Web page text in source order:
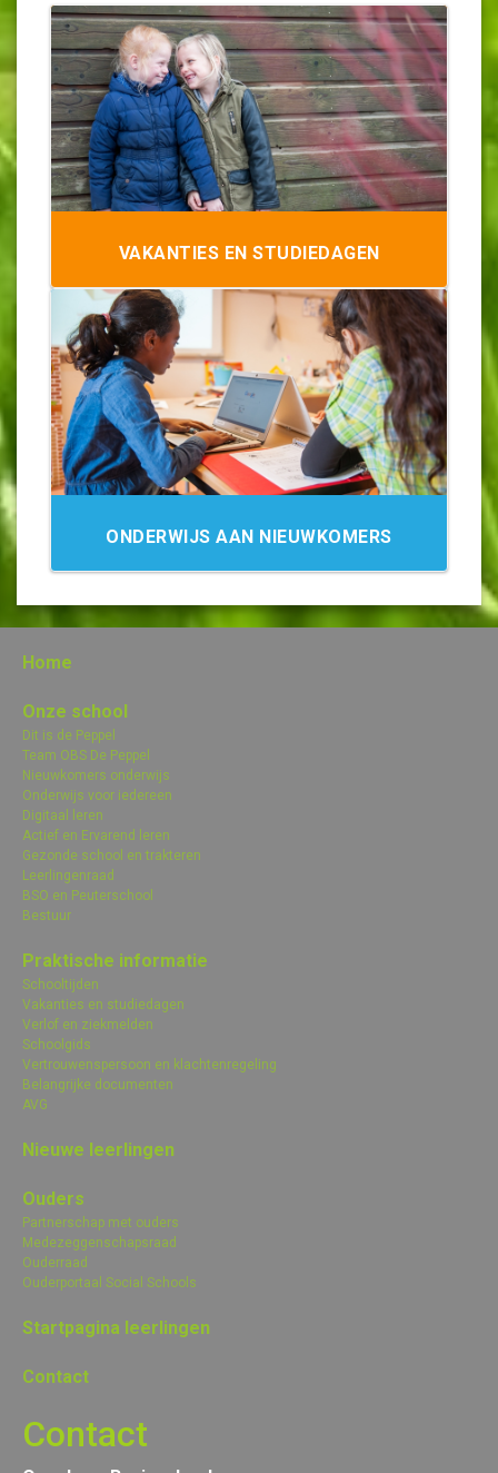
VAKANTIES EN STUDIEDAGEN
ONDERWIJS AAN NIEUWKOMERS
Home
Onze school
Dit is de Peppel
Team OBS De Peppel
Nieuwkomers onderwijs
Onderwijs voor iedereen
Digitaal leren
Actief en Ervarend leren
Gezonde school en trakteren
Leerlingenraad
BSO en Peuterschool
Bestuur
Praktische informatie
Schooltijden
Vakanties en studiedagen
Verlof en ziekmelden
Schoolgids
Vertrouwenspersoon en klachtenregeling
Belangrijke documenten
AVG
Nieuwe leerlingen
Ouders
Partnerschap met ouders
Medezeggenschapsraad
Ouderraad
Ouderportaal Social Schools
Startpagina leerlingen
Contact
Contact